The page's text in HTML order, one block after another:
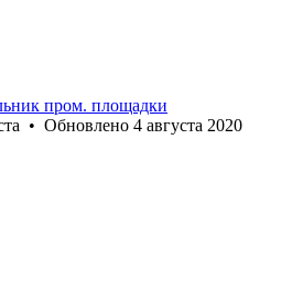
пром. площадки
• Обновлено 4 августа 2020